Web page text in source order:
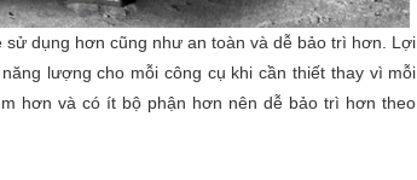
dụng hơn cũng như an toàn và dễ bảo trì hơn. Lợi
lượng cho mỗi công cụ khi cần thiết thay vì mỗi
hơn và có ít bộ phận hơn nên dễ bảo trì hơn theo